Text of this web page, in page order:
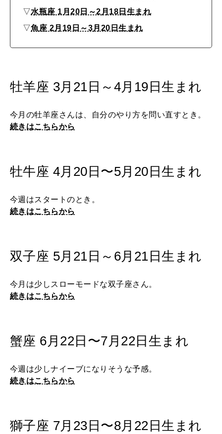
2026年3月号「スイーツ予想図 2026」
2026年2月号「良運を掴む 新・開運術。」
▽水瓶座 1月20日～2月18日生まれ
▽魚座 2月19日～3月20日生まれ
牡羊座 3月21日～4月19日生まれ
今月の牡羊座さんは、自分のやり方を問い直すとき。
続きはこちらから
牡牛座 4月20日〜5月20日生まれ
今週はスタートのとき。
続きはこちらから
双子座 5月21日～6月21日生まれ
今月は少しスローモードな双子座さん。
続きはこちらから
蟹座 6月22日〜7月22日生まれ
今週は少しナイーブになりそうな予感。
続きはこちらから
獅子座 7月23日〜8月22日生まれ